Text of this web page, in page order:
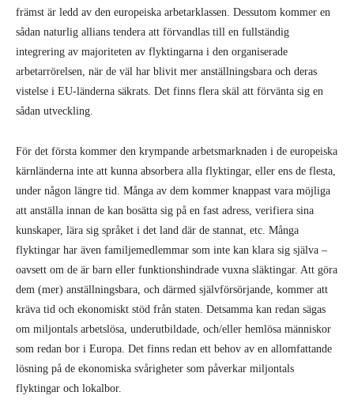
främst är ledd av den europeiska arbetarklassen. Dessutom kommer en
sådan naturlig allians tendera att förvandlas till en fullständig
integrering av majoriteten av flyktingarna i den organiserade
arbetarrörelsen, när de väl har blivit mer anställningsbara och deras
vistelse i EU-länderna säkrats. Det finns flera skäl att förvänta sig en
sådan utveckling.
För det första kommer den krympande arbetsmarknaden i de europeiska
kärnländerna inte att kunna absorbera alla flyktingar, eller ens de flesta,
under någon längre tid. Många av dem kommer knappast vara möjliga
att anställa innan de kan bosätta sig på en fast adress, verifiera sina
kunskaper, lära sig språket i det land där de stannat, etc. Många
flyktingar har även familjemedlemmar som inte kan klara sig själva –
oavsett om de är barn eller funktionshindrade vuxna släktingar. Att göra
dem (mer) anställningsbara, och därmed självförsörjande, kommer att
kräva tid och ekonomiskt stöd från staten. Detsamma kan redan sägas
om miljontals arbetslösa, underutbildade, och/eller hemlösa människor
som redan bor i Europa. Det finns redan ett behov av en allomfattande
lösning på de ekonomiska svårigheter som påverkar miljontals
flyktingar och lokalbor.